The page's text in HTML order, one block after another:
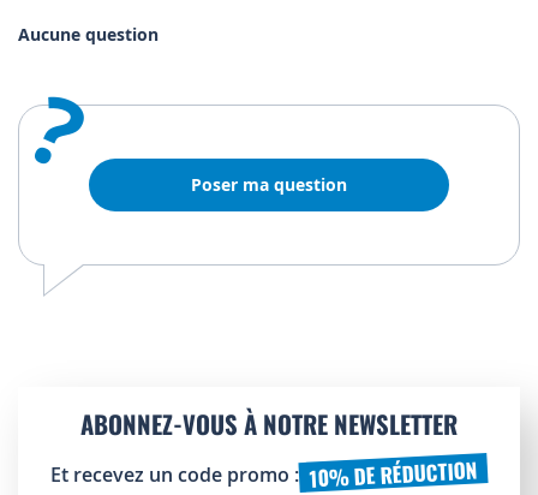
Aucune question
? Poser ma question
ABONNEZ-VOUS À NOTRE NEWSLETTER
Et recevez un code promo : 10% DE RÉDUCTION